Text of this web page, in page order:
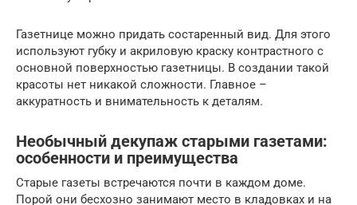
Газетнице можно придать состаренный вид. Для этого
используют губку и акриловую краску контрастного с
основной поверхностью газетницы. В создании такой
красоты нет никакой сложности. Главное –
аккуратность и внимательность к деталям.
Необычный декупаж старыми газетами:
особенности и преимущества
Старые газеты встречаются почти в каждом доме.
Порой они бесхозно занимают место в кладовках и на